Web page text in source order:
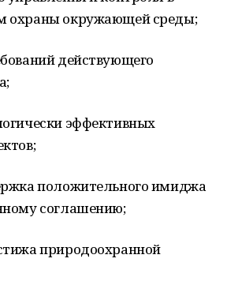
охраны окружающей среды;
действующего
эффективных
положительного имиджа
соглашению;
природоохранной